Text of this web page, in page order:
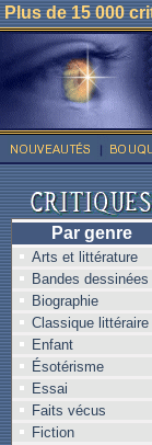
Plus de 15 000
Par genre
Arts et littérature
Bandes dessinées
Biographie
Classique littéraire
Enfant
Ésotérisme
Essai
Faits vécus
Fiction